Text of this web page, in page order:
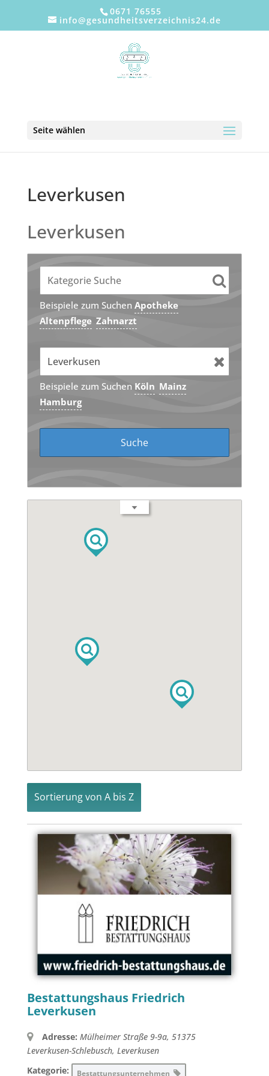
0671 76555
info@gesundheitsverzeichnis24.de
Seite wählen
Leverkusen
Leverkusen
Beispiele zum Suchen Apotheke
Altenpflege Zahnarzt
Beispiele zum Suchen Köln Mainz
Hamburg
Sortierung von A bis Z
Bestattungshaus Friedrich
Leverkusen
Adresse: Mülheimer Straße 9-9a, 51375
Leverkusen-Schlebusch, Leverkusen
Kategorie:
Bestattungsunternehmen